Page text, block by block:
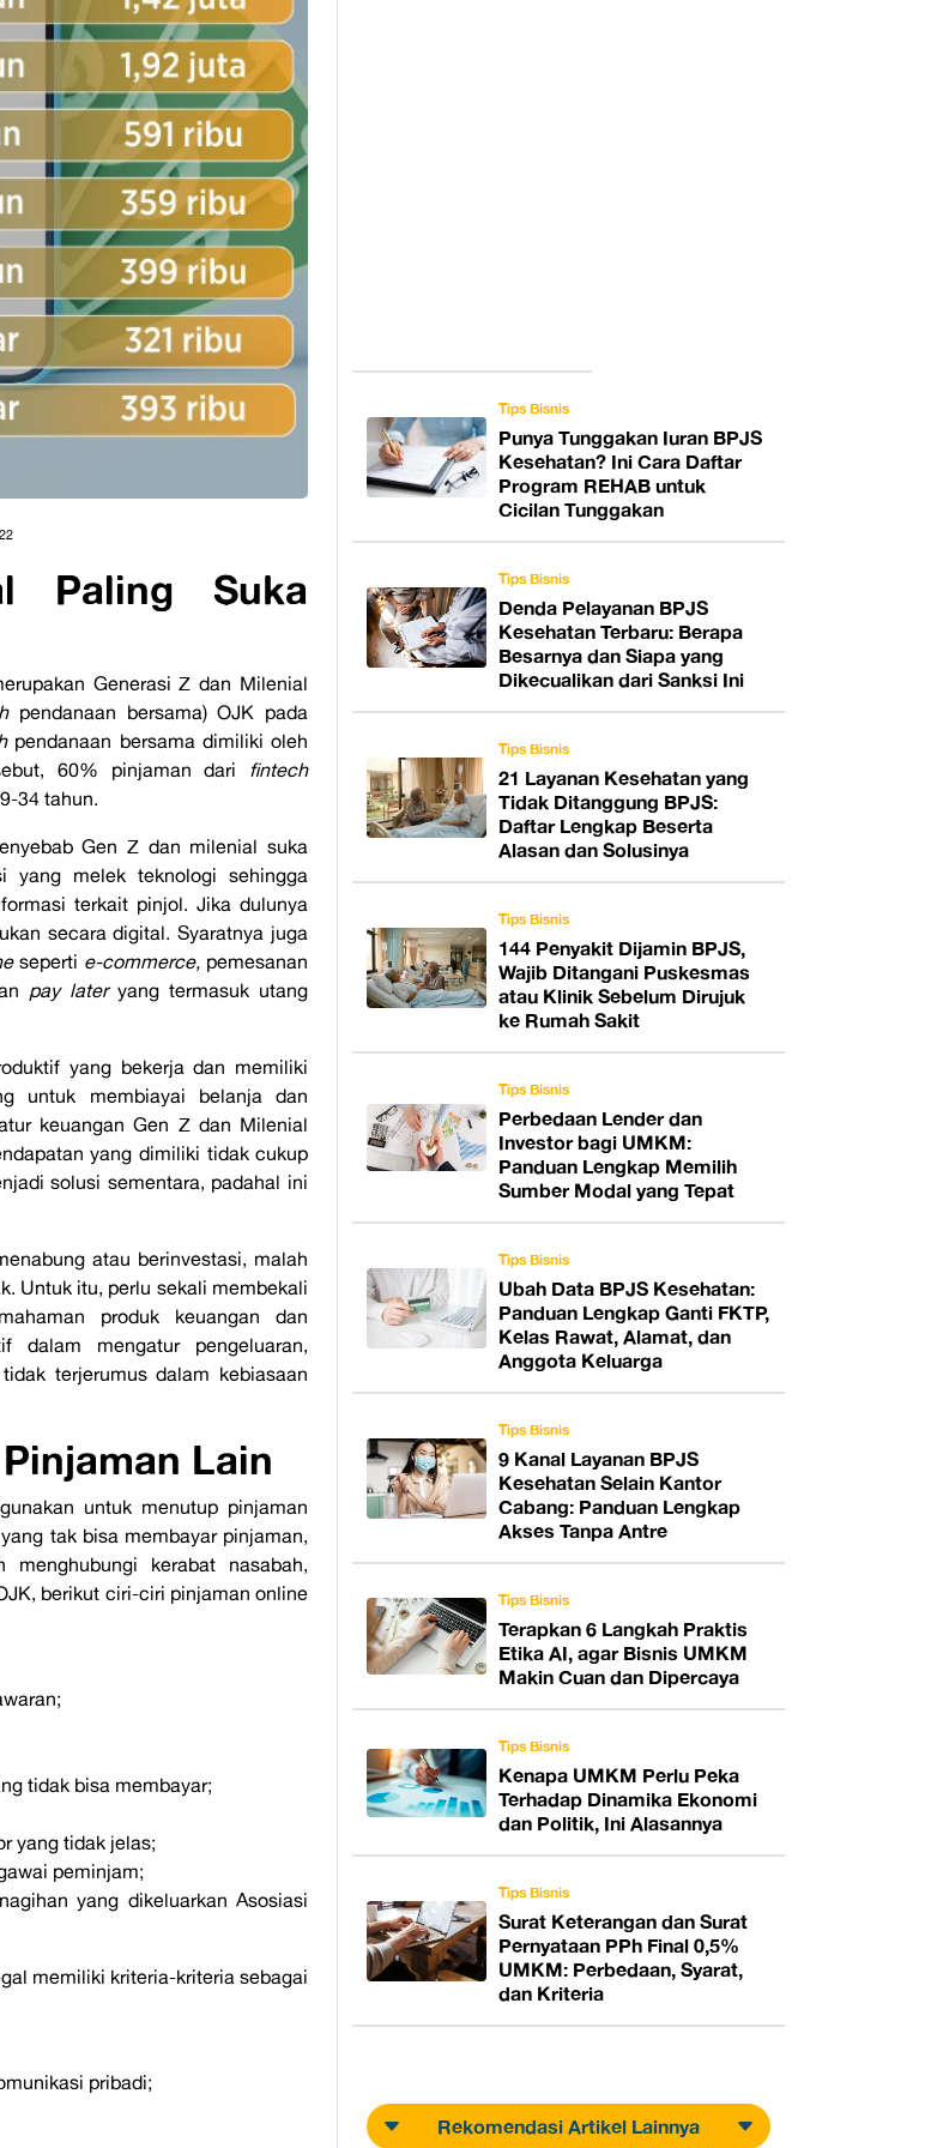
Paling Suka
Generasi Z dan Milenial
pendanaan bersama) OJK pada
pendanaan bersama dimiliki oleh
60% pinjaman dari
fintech
34 tahun.
Gen Z dan milenial suka
yang melek teknologi sehingga
terkait pinjol. Jika dulunya
secara digital. Syaratnya juga
seperti e-commerce, pemesanan
pay lateryang termasuk utang
yang bekerja dan memiliki
untuk membiayai belanja dan
keuangan Gen Z dan Milenial
yang dimiliki tidak cukup
solusi sementara, padahal ini
atau berinvestasi, malah
Untuk itu, perlu sekali membekali
produk keuangan dan
dalam mengatur pengeluaran,
terjerumus dalam kebiasaan
Lain
untuk menutup pinjaman
tak bisa membayar pinjaman,
kerabat nasabah,
berikut ciri-ciri pinjaman online
tidak bisa membayar;
yang tidak jelas;
peminjam;
yang dikeluarkan Asosiasi
memiliki kriteria-kriteria sebagai
pribadi;
Tips Bisnis
Punya Tunggakan Iuran BPJS
Kesehatan? Ini Cara Daftar
Program REHAB untuk
Cicilan Tunggakan
Tips Bisnis
Denda Pelayanan BPJS
Kesehatan Terbaru: Berapa
Besarnya dan Siapa yang
Dikecualikan dari Sanksi Ini
Tips Bisnis
21 Layanan Kesehatan yang
Tidak Ditanggung BPJS:
Daftar Lengkap Beserta
Alasan dan Solusinya
Tips Bisnis
144 Penyakit Dijamin BPJS,
Wajib Ditangani Puskesmas
atau Klinik Sebelum Dirujuk
ke Rumah Sakit
Tips Bisnis
Perbedaan Lender dan
Investor bagi UMKM:
Panduan Lengkap Memilih
Sumber Modal yang Tepat
Tips Bisnis
Ubah Data BPJS Kesehatan:
Panduan Lengkap Ganti FKTP,
Kelas Rawat, Alamat, dan
Anggota Keluarga
Tips Bisnis
9 Kanal Layanan BPJS
Kesehatan Selain Kantor
Cabang: Panduan Lengkap
Akses Tanpa Antre
Tips Bisnis
Terapkan 6 Langkah Praktis
Etika AI, agar Bisnis UMKM
Makin Cuan dan Dipercaya
Tips Bisnis
Kenapa UMKM Perlu Peka
Terhadap Dinamika Ekonomi
dan Politik, Ini Alasannya
Tips Bisnis
Surat Keterangan dan Surat
Pernyataan PPh Final 0,5%
UMKM: Perbedaan, Syarat,
dan Kriteria
Rekomendasi Artikel Lainnya